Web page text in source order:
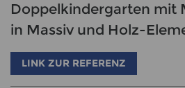
Doppelkindergarten mit
in Massiv und Holz-
LINK ZUR REFERENZ